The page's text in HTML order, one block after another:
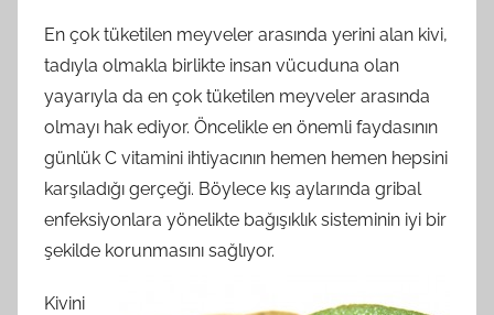
En çok tüketilen meyveler arasında yerini alan kivi,
tadıyla olmakla birlikte insan vücuduna olan
yayarıyla da en çok tüketilen meyveler arasında
olmayı hak ediyor. Öncelikle en önemli faydasının
günlük C vitamini ihtiyacının hemen hemen hepsini
karşıladığı gerçeği. Böylece kış aylarında gribal
enfeksiyonlara yönelikte bağışıklık sisteminin iyi bir
şekilde korunmasını sağlıyor.
Kivini